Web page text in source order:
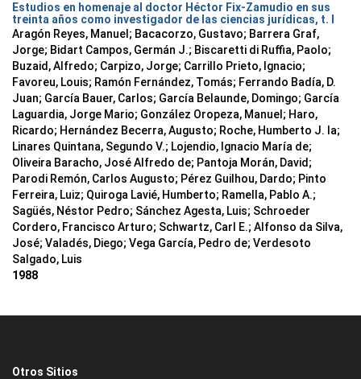
Estudios en homenaje al doctor Héctor Fix-Zamudio en sus
treinta años como investigador de las ciencias jurídicas, t. I
Aragón Reyes, Manuel; Bacacorzo, Gustavo; Barrera Graf,
Jorge; Bidart Campos, Germán J.; Biscaretti di Ruffia, Paolo;
Buzaid, Alfredo; Carpizo, Jorge; Carrillo Prieto, Ignacio;
Favoreu, Louis; Ramón Fernández, Tomás; Ferrando Badía, D.
Juan; García Bauer, Carlos; García Belaunde, Domingo; García
Laguardia, Jorge Mario; González Oropeza, Manuel; Haro,
Ricardo; Hernández Becerra, Augusto; Roche, Humberto J. la;
Linares Quintana, Segundo V.; Lojendio, Ignacio María de;
Oliveira Baracho, José Alfredo de; Pantoja Morán, David;
Parodi Remón, Carlos Augusto; Pérez Guilhou, Dardo; Pinto
Ferreira, Luiz; Quiroga Lavié, Humberto; Ramella, Pablo A.;
Sagüés, Néstor Pedro; Sánchez Agesta, Luis; Schroeder
Cordero, Francisco Arturo; Schwartz, Carl E.; Alfonso da Silva,
José; Valadés, Diego; Vega García, Pedro de; Verdesoto
Salgado, Luis
1988
Otros Sitios